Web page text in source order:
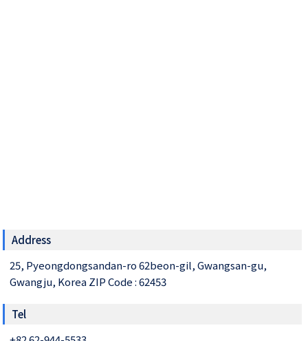
Address
25, Pyeongdongsandan-ro 62beon-gil, Gwangsan-gu,
Gwangju, Korea ZIP Code : 62453
Tel